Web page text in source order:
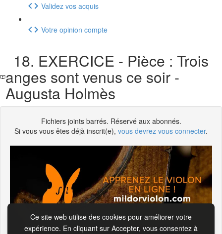
Validez vos acquis
Votre opinion compte
18. EXERCICE - Pièce : Trois
anges sont venus ce soir -
Augusta Holmès
Fichiers joints barrés. Réservé aux abonnés.
Si vous vous êtes déjà inscrit(e), vous devrez vous connecter.